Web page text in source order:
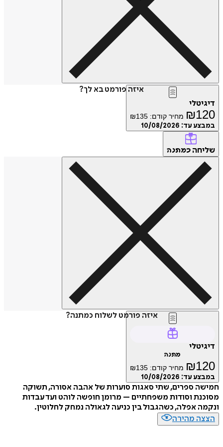
איזה פורמט בא לך?
₪ מחיר קודם: ₪135
עד:10/08/2026
כמתנה
איזה פורמט לשלוח כמתנה?
₪ מחיר קודם: ₪135
עד:10/08/2026
ספרים, שתי סאגות סוערות של אהבה אסורה, תשוקה
וסודות משפחתיים – מרומן חופשה לוהט ועד עבדות
אפלה, כשהגבול בין כניעה לגאולה נמחק לחלוטין.
מהירה